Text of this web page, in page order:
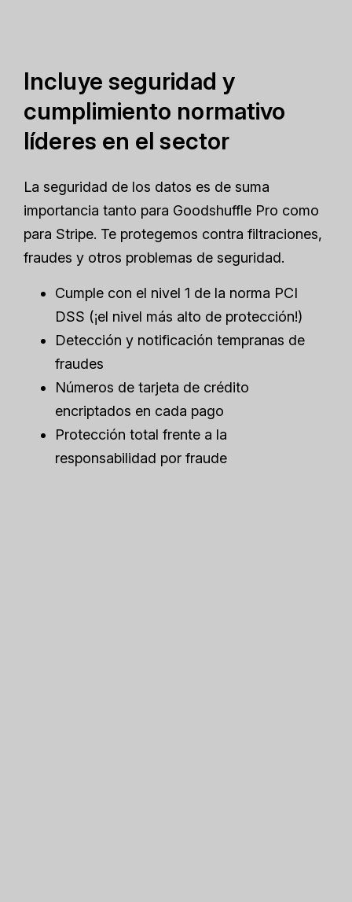
Incluye seguridad y
cumplimiento normativo
líderes en el sector
La seguridad de los datos es de suma
importancia tanto para Goodshuffle Pro como
para Stripe. Te protegemos contra filtraciones,
fraudes y otros problemas de seguridad.
Cumple con el nivel 1 de la norma PCI
DSS (¡el nivel más alto de protección!)
Detección y notificación tempranas de
fraudes
Números de tarjeta de crédito
encriptados en cada pago
Protección total frente a la
responsabilidad por fraude